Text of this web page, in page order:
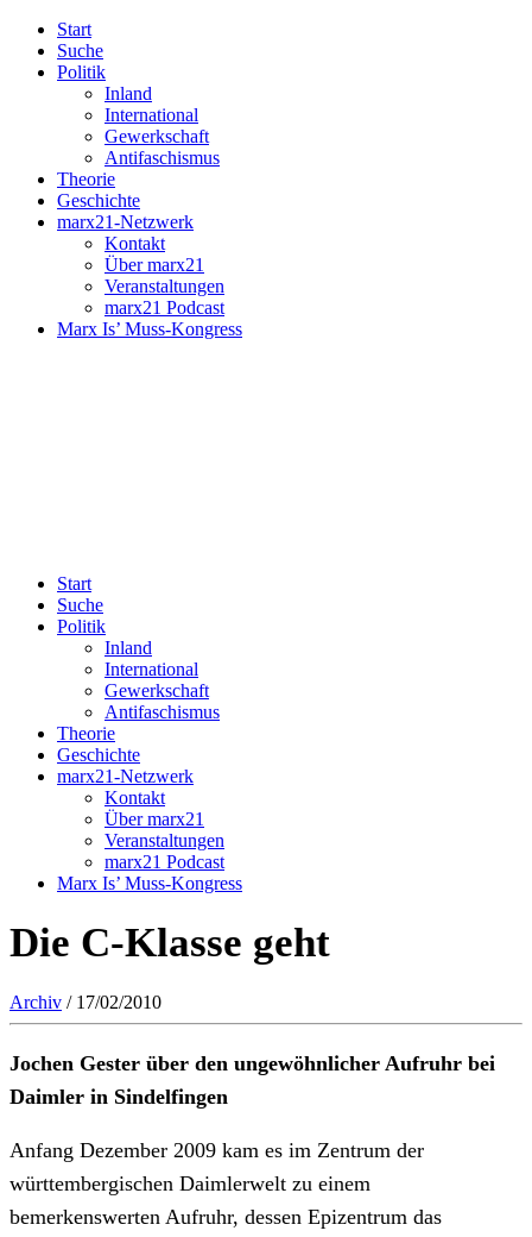
Start
Suche
Politik
Inland
International
Gewerkschaft
Antifaschismus
Theorie
Geschichte
marx21-Netzwerk
Kontakt
Über marx21
Veranstaltungen
marx21 Podcast
Marx Is’ Muss-Kongress
Start
Suche
Politik
Inland
International
Gewerkschaft
Antifaschismus
Theorie
Geschichte
marx21-Netzwerk
Kontakt
Über marx21
Veranstaltungen
marx21 Podcast
Marx Is’ Muss-Kongress
Die C-Klasse geht
Archiv / 17/02/2010
Jochen Gester über den ungewöhnlicher Aufruhr bei
Daimler in Sindelfingen
Anfang Dezember 2009 kam es im Zentrum der
württembergischen Daimlerwelt zu einem
bemerkenswerten Aufruhr, dessen Epizentrum das